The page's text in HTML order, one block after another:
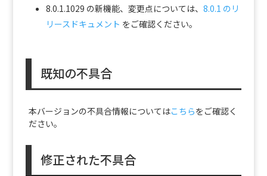
8.0.1.1029 の新機能、変更点については、 8.0.1 のリ
リースドキュメント をご確認ください。
既知の不具合
本バージョンの不具合情報についてはこちらをご確認く
ださい。
修正された不具合